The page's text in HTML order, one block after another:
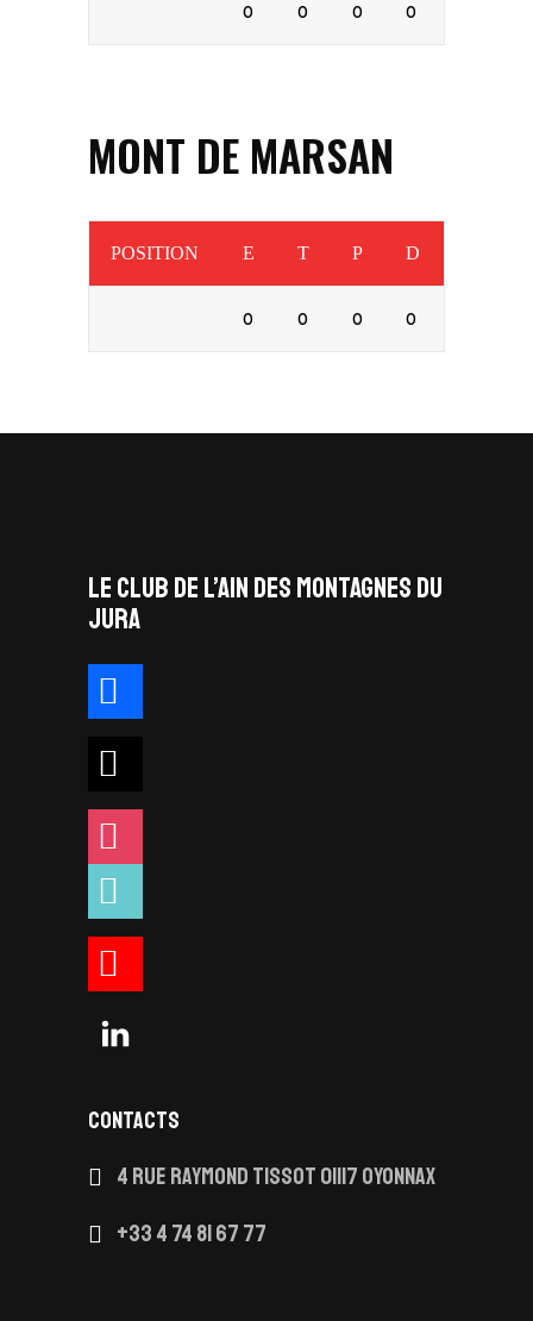
0 0 0 0
MONT DE MARSAN
POSITION E T P D
0 0 0 0
LE CLUB DE L’AIN DES MONTAGNES DU
JURA
facebook
instagram
tiktok
youtube
CONTACTS
4 Rue Raymond Tissot 01117 OYONNAX
+33 4 74 81 67 77